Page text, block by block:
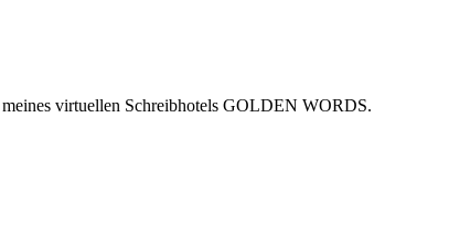
virtuellen Schreibhotels GOLDEN WORDS.